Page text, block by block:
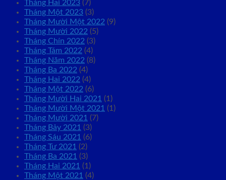
Tháng Hai 2023 (7)
Tháng Một 2023 (3)
Tháng Mười Một 2022 (9)
Tháng Mười 2022 (5)
Tháng Chín 2022 (3)
Tháng Tám 2022 (4)
Tháng Năm 2022 (8)
Tháng Ba 2022 (4)
Tháng Hai 2022 (4)
Tháng Một 2022 (6)
Tháng Mười Hai 2021 (1)
Tháng Mười Một 2021 (1)
Tháng Mười 2021 (7)
Tháng Bảy 2021 (3)
Tháng Sáu 2021 (6)
Tháng Tư 2021 (2)
Tháng Ba 2021 (3)
Tháng Hai 2021 (1)
Tháng Một 2021 (4)